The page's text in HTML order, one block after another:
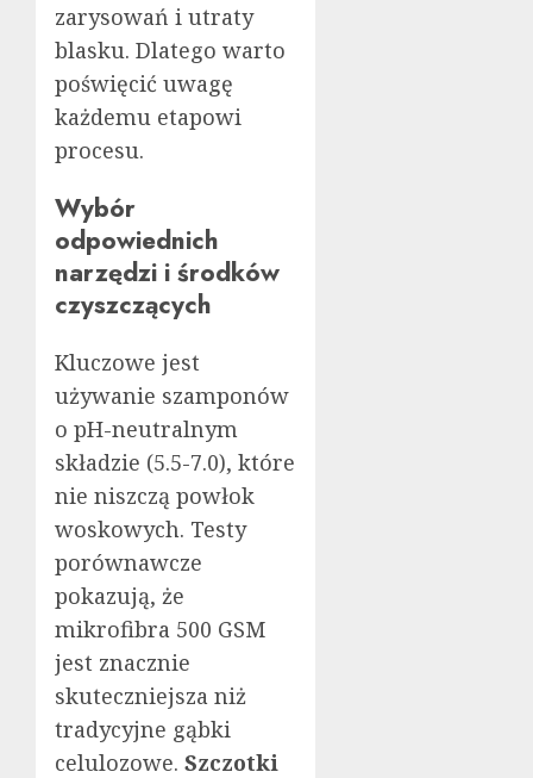
zarysowań i utraty
blasku. Dlatego warto
poświęcić uwagę
każdemu etapowi
procesu.
Wybór
odpowiednich
narzędzi i środków
czyszczących
Kluczowe jest
używanie szamponów
o pH-neutralnym
składzie (5.5-7.0), które
nie niszczą powłok
woskowych. Testy
porównawcze
pokazują, że
mikrofibra 500 GSM
jest znacznie
skuteczniejsza niż
tradycyjne gąbki
celulozowe. Szczotki